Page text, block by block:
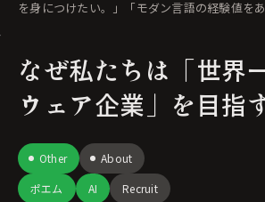
を身につけたい。」「モダン言語の経験値をあげたい」
なぜ私たちは「世界
ウェア企業」を目指
Other
About
ポエム
AI Recruit